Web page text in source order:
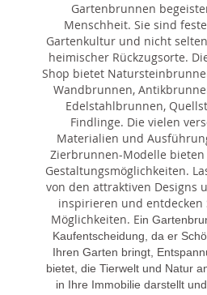
Gartenbrunnen
Menschheit. Sie sind
Gartenkultur und nicht
heimischer Rückzugsorte.
Shop bietet
Wandbrunnen,
Edelstahlbrunnen,
Findlinge. Die vielen
Materialien und
Zierbrunnen-Modelle
Gestaltungsmöglichkeiten.
von den attraktiven Designs
inspirieren und entdecken
Möglichkeiten. Ein
Kaufentscheidung, da er
Ihren Garten bringt,
bietet, die Tierwelt und Natur
in Ihre Immobilie darstellt